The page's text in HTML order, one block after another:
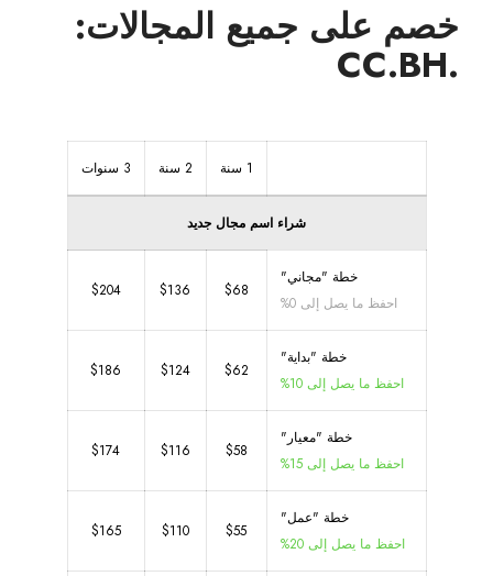
خصم على جميع المجالات:
.CC.BH
1 سنة 2 سنة 3 سنوات
شراء اسم مجال جديد
خطة "مجاني"
احفظ ما يصل إلى 0%
$68
$136
$204
خطة "بداية"
احفظ ما يصل إلى 10%
$62
$124
$186
خطة "معيار"
احفظ ما يصل إلى 15%
$58
$116
$174
خطة "عمل"
احفظ ما يصل إلى 20%
$55
$110
$165